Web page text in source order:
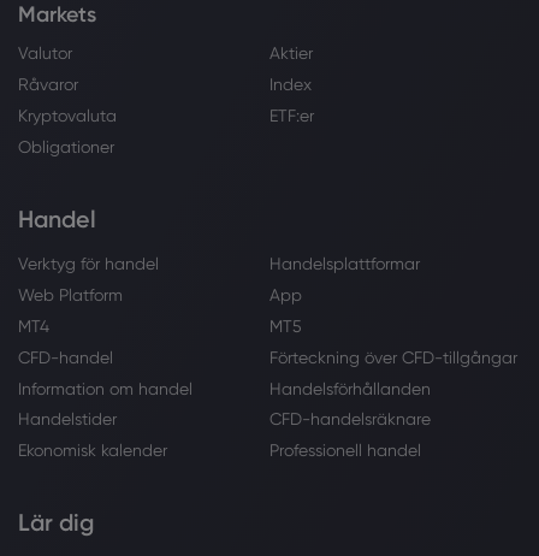
Markets
Valutor
Aktier
Råvaror
Index
Kryptovaluta
ETF:er
Obligationer
Handel
Verktyg för handel
Handelsplattformar
Web Platform
App
MT4
MT5
CFD-handel
Förteckning över CFD-tillgångar
Information om handel
Handelsförhållanden
Handelstider
CFD-handelsräknare
Ekonomisk kalender
Professionell handel
Lär dig